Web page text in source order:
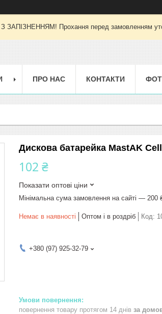
Прохання перед замовленням
ПРО НАС КОНТАКТИ
Дискова батарейка MastAK
102 ₴
Показати оптові ціни
Мінімальна сума замовлення на сайті — 200
Немає в наявності Оптом і в роздріб Код:
+380 (97) 925-32-79
повернення товару протягом 14 днів за